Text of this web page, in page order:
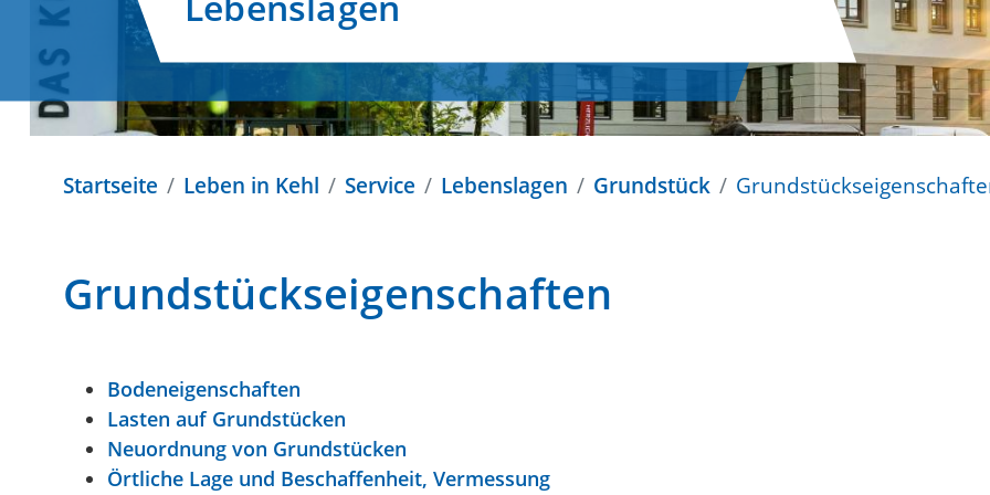
Startseite Leben in Kehl Service Lebenslagen Grundstück
Grundstückseigenschaften
Bodeneigenschaften
Lasten auf Grundstücken
Neuordnung von Grundstücken
Örtliche Lage und Beschaffenheit, Vermessung